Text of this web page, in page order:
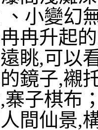
、小變幻
冉升起
眺,可以
鏡子,襯
寨子棋布
間仙景,